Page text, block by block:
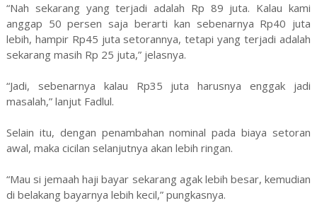
“Nah sekarang yang terjadi adalah Rp 89 juta. Kalau kami
anggap 50 persen saja berarti kan sebenarnya Rp40 juta
lebih, hampir Rp45 juta setorannya, tetapi yang terjadi adalah
sekarang masih Rp 25 juta,” jelasnya.
“Jadi, sebenarnya kalau Rp35 juta harusnya enggak jadi
masalah,” lanjut Fadlul.
Selain itu, dengan penambahan nominal pada biaya setoran
awal, maka cicilan selanjutnya akan lebih ringan.
“Mau si jemaah haji bayar sekarang agak lebih besar, kemudian
di belakang bayarnya lebih kecil,” pungkasnya.